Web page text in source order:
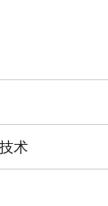
与
术